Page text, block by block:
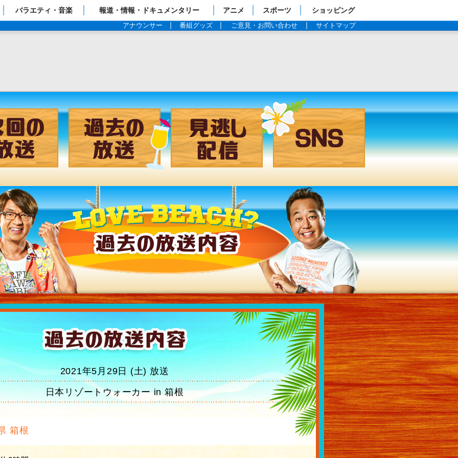
プページ
バラエティ・音楽 報道・情報・ドキュメンタリー アニメ スポーツ ショッピング
アナウンサー 番組グッズ ご意見・お問い合わせ サイトマップ
ャンネル 次回の放送 過去の放送 見逃し配信 SNS
過去の放送
過去の放送内容
2021年5月29日 (土) 放送
日本リゾートウォーカー in 箱根
箱根